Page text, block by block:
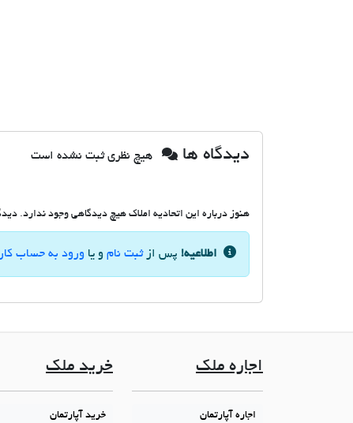
دیدگاه ها هیچ نظری ثبت نشده است
هنوز درباره این اتحادیه املاک هیچ دیدگاهی وجود ندارد.
اطلاعیه! پس ازثبت نام و یا ورود به حساب
اجاره ملک
اجاره آپارتمان
خرید ملک
خرید آپارتمان